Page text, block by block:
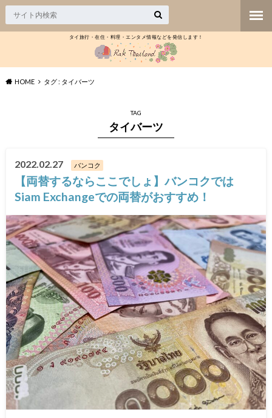
タイ旅行・在住・料理・エンタメ情報などを発信します！
HOME タグ : タイバーツ
TAG
タイバーツ
2022.02.27 バンコク
【両替するならここでしょ】バンコクでは
Siam Exchangeでの両替がおすすめ！